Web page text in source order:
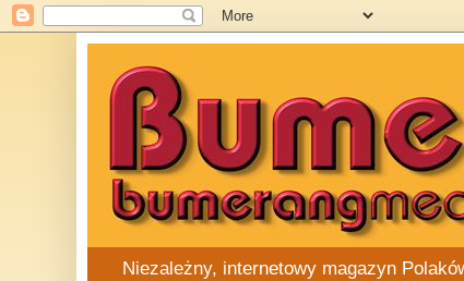
Niezależny, internetowy magazyn